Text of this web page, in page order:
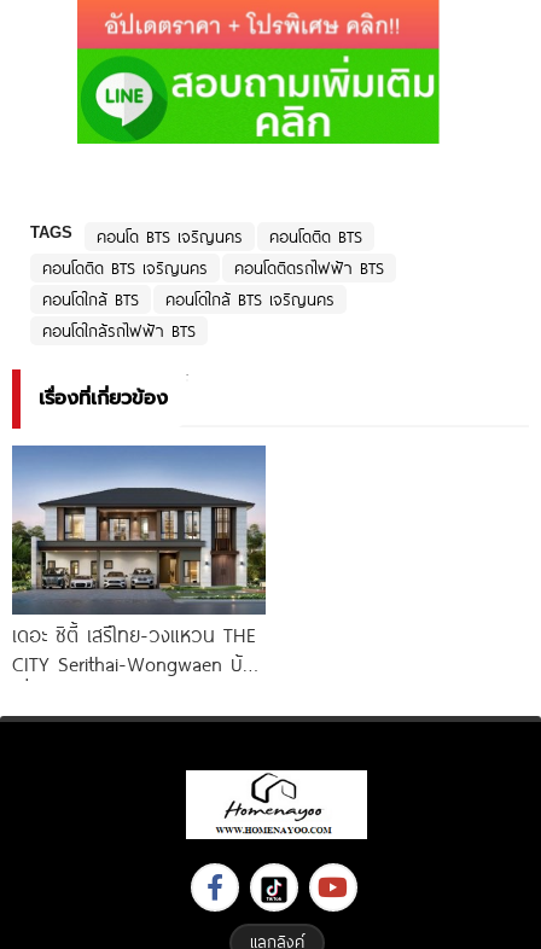
TAGS คอนโด BTS เจริญนคร
คอนโดติด BTS
คอนโดติด BTS เจริญนคร
คอนโดติดรถไฟฟ้า BTS
คอนโดใกล้ BTS
คอนโดใกล้ BTS เจริญนคร
คอนโดใกล้รถไฟฟ้า BTS
เรื่องที่เกี่ยวข้อง
เดอะ ซิตี้ เสรีไทย-วงแหวน THE
CITY Serithai-Wongwaen บ้าน
แลกลิงค์